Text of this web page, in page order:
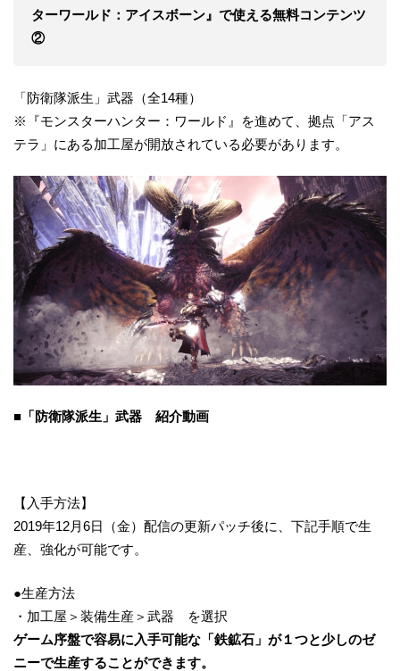
ターワールド：アイスボーン』で使える無料コンテンツ
②
「防衛隊派生」武器（全14種）
※『モンスターハンター：ワールド』を進めて、拠点「アス
テラ」にある加工屋が開放されている必要があります。
■「防衛隊派生 」 武器 紹介動画
【入手方法】
2019年12月6日（金）配信の更新パッチ後に、下記手順で生
産、強化が可能です。
●生産方法
・加工屋＞装備生産＞武器 を選択
ゲーム序盤で容易に入手可能な「鉄鉱石」が１つと少しのゼ
ニーで生産することができます。